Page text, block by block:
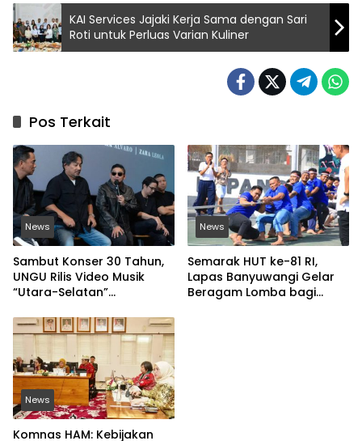
KAI Services Jajaki Kerja Sama dengan Sari
Roti untuk Perluas Varian Kuliner
Pos Terkait
News
Sambut Konser 30 Tahun,
UNGU Rilis Video Musik
“Utara-Selatan”
News
Semarak HUT ke-81 RI,
Lapas Banyuwangi Gelar
Beragam Lomba bagi
News
Komnas HAM: Kebijakan